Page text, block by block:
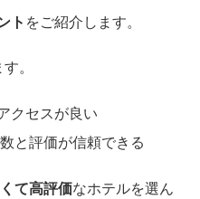
ト をご紹介します。
。
クセスが良い
と評価が信頼できる
て高評価なホテルを選ん